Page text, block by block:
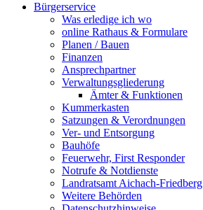
Bürgerservice
Was erledige ich wo
online Rathaus & Formulare
Planen / Bauen
Finanzen
Ansprechpartner
Verwaltungsgliederung
Ämter & Funktionen
Kummerkasten
Satzungen & Verordnungen
Ver- und Entsorgung
Bauhöfe
Feuerwehr, First Responder
Notrufe & Notdienste
Landratsamt Aichach-Friedberg
Weitere Behörden